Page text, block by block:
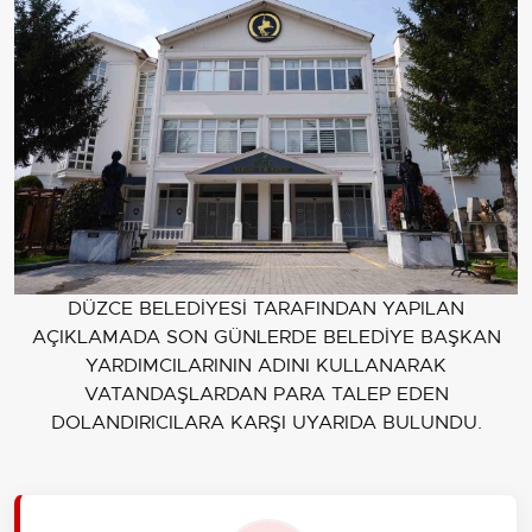
DÜZCE BELEDİYESİ TARAFINDAN YAPILAN
AÇIKLAMADA SON GÜNLERDE BELEDİYE BAŞKAN
YARDIMCILARININ ADINI KULLANARAK
VATANDAŞLARDAN PARA TALEP EDEN
DOLANDIRICILARA KARŞI UYARIDA BULUNDU.